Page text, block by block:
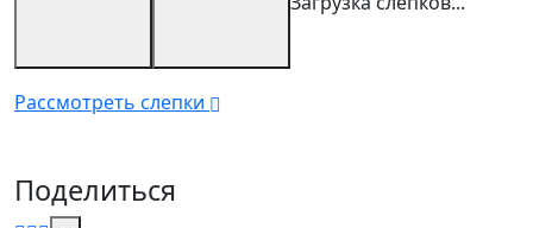
Рассмотреть слепки
Поделиться